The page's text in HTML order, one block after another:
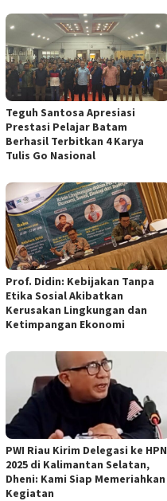
Teguh Santosa Apresiasi
Prestasi Pelajar Batam
Berhasil Terbitkan 4 Karya
Tulis Go Nasional
Prof. Didin: Kebijakan Tanpa
Etika Sosial Akibatkan
Kerusakan Lingkungan dan
Ketimpangan Ekonomi
PWI Riau Kirim Delegasi ke HPN
2025 di Kalimantan Selatan,
Dheni: Kami Siap Memeriahkan
Kegiatan